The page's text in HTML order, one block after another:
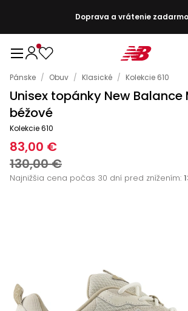
Doprava a vrátenie
Pánske / Obuv / Klasické / Kolekcie 610
Unisex topánky New Balance
béžové
Kolekcie 610
83,00 €
130,00 €
Najnižšia cena počas 30 dní pred znížením: